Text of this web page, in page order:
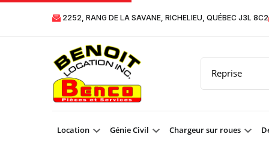
2252, RANG DE LA SAVANE, RICHELIEU, QUÉBEC J3L 8C2
Location Génie Civil Chargeur sur roues